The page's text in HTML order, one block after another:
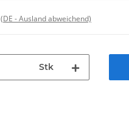
(DE - Ausland abweichend)
Stk